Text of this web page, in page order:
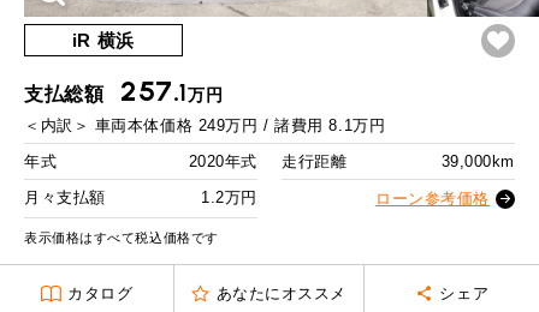
必要書類
買取Q&A
iRで愛車を売却されたお客様の声
BMWミニ買取査定依頼
ローバーミニ買取査定依頼
BMWミニ メンテナンス
ローバーミニ メンテナンス
最近の修理実績
TOP
MINI Blog スタッフブログ
User's Voice 購入者様の声
Part's Report パーツ販売のご案内
Movie 動画一覧
MINI KNOWLEDGE
TOP
BMWミニナレッジ
ローバーミニナレッジ
ABOUT iR iRについて
スタッフ紹介
MAP
RECRUIT 採用情報
お問い合わせ サイトマップ
内訳
1回目 18,760 円
2回目以降
ボーナス月追加額 70,000
ボーナス月数 14 回
残価ローンの場合
月々支払額 1.2 万円
iR 横浜
支払総額 257.1万円
＜内訳＞ 車両本体価格 249万円 / 諸費用8.1万円
年式
2020年式 走行距離
39,000km
月々支払額
1.2万円 ローン参考価格
表示価格はすべて税込価格です
カタログ あなたにオススメ シェア